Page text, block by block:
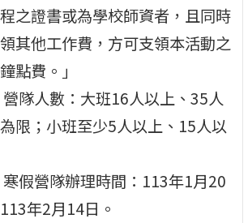
之證書或為學校師資者，且同時
其他工作費，方可支領本活動之
點費。」
營隊人數：大班16人以上、35人
限；小班至少5人以上、15人以
寒假營隊辦理時間：113年1月20
年2月14日。